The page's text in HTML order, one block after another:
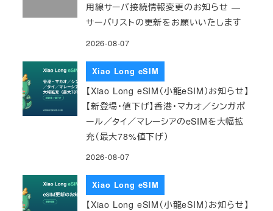
用線サーバ接続情報変更のお知らせ ―
サーバリストの更新をお願いいたします
2026-08-07
Xiao Long eSIM
【Xiao Long eSIM（小龍eSIM）お知らせ】
【新登場・値下げ】香港・マカオ／シンガポ
ール／タイ／マレーシアのeSIMを大幅拡
充（最大78%値下げ）
2026-08-07
Xiao Long eSIM
【Xiao Long eSIM（小龍eSIM）お知らせ】